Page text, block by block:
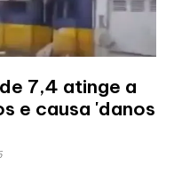
7,4 atinge a
e causa 'danos